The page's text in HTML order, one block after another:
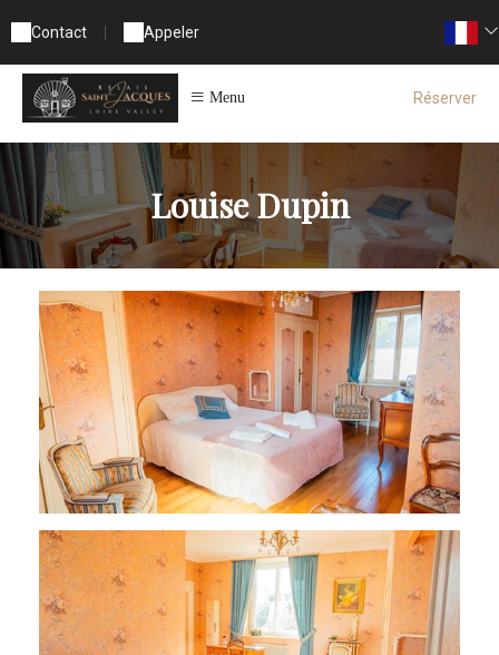
Contact Appeler
Menu Réserver
Louise Dupin